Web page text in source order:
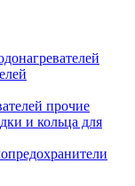
прочие
и кольца для